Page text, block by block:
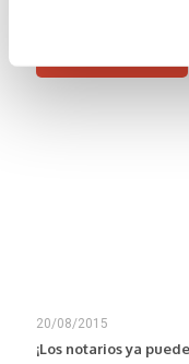
20/08/2015
¡Los notarios ya